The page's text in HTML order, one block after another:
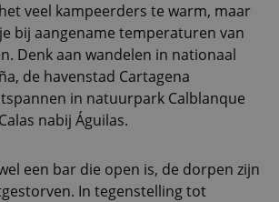
veel kampeerders te warm, maar
bij aangename temperaturen van
Denk aan wandelen in nationaal
de havenstad Cartagena
in natuurpark Calblanque
nabij Águilas.
een bar die open is, de dorpen zijn
In tegenstelling tot